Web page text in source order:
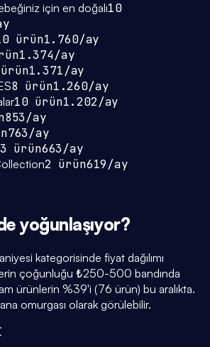
için en doğalı10
ürün1.760/ay
1.374/ay
ürün1.371/ay
8 ürün1.260/ay
10ürün1.202/ay
853/ay
763/ay
3 ürün663/ay
2 ürün619/ay
yoğunlaşıyor?
kategorisinde fiyat dağılımı
çoğunluğu ₺250-500 bandında
ürünlerin %39'i (76 ürün) bu aralıkta.
omurgası olarak görülebilir.